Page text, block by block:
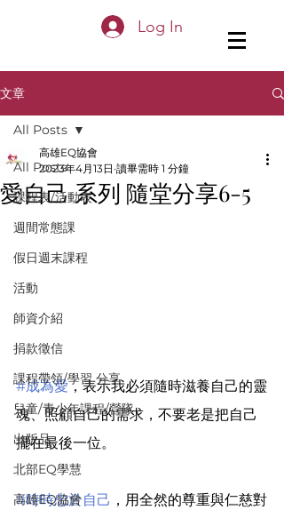
Log In
文章
All Posts
課程表/活動表
週間常態課
假日週末課程
活動
師資介紹
捐款徵信
課程帶領/學習 分享
兒童/青少年課程/營隊
出版品
北部EQ學慧
高雄EQ協會
All Posts
愛自己 系列 隨堂分享6-5
高雄EQ協會
2023年4月13日 讀畢需時 1 分鐘
#成為愛，表示我必須隨時滋養自己的靈
魂、照顧自己的需求，不要老是把自己
擺在最後一位。
#時時忠於自己 ，用全然的尊重與仁慈對